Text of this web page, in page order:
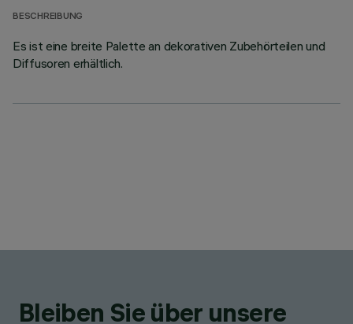
BESCHREIBUNG
Es ist eine breite Palette an dekorativen Zubehörteilen und
Diffusoren erhältlich.
Bleiben Sie über unsere